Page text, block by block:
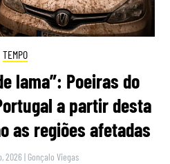
TEMPO
lama”: Poeiras do
a partir desta
as regiões afetadas
2026 | Gonçalo Viegas